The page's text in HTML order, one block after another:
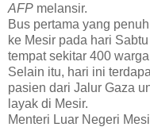
AFP melansir.
Bus pertama yang
ke Mesir pada hari
tempat sekitar 400
Selain itu, hari ini
pasien dari Jalur Gaza
layak di Mesir.
Menteri Luar Negeri